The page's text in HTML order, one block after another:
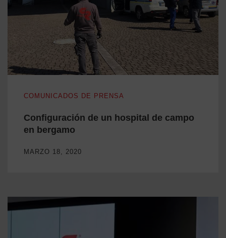
COMUNICADOS DE PRENSA
Configuración de un hospital de campo
en bergamo
MARZO 18, 2020